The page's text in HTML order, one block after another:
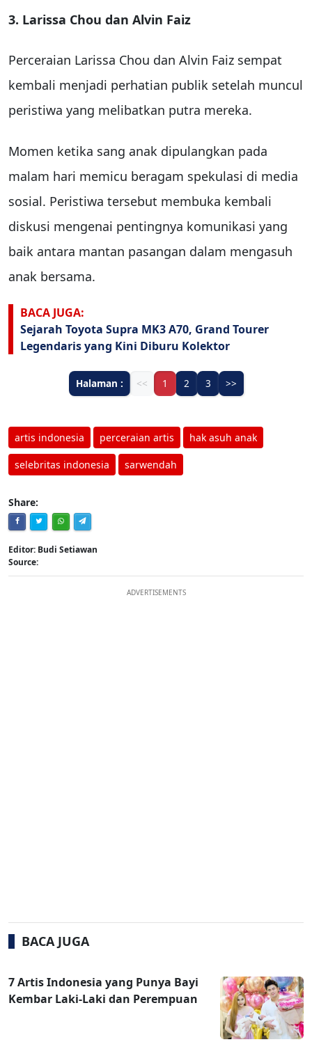
3. Larissa Chou dan Alvin Faiz
Perceraian Larissa Chou dan Alvin Faiz sempat
kembali menjadi perhatian publik setelah muncul
peristiwa yang melibatkan putra mereka.
Momen ketika sang anak dipulangkan pada
malam hari memicu beragam spekulasi di media
sosial. Peristiwa tersebut membuka kembali
diskusi mengenai pentingnya komunikasi yang
baik antara mantan pasangan dalam mengasuh
anak bersama.
BACA JUGA:
Sejarah Toyota Supra MK3 A70, Grand Tourer
Legendaris yang Kini Diburu Kolektor
Halaman : << 1 2 3 >>
artis indonesia perceraian artis hak asuh anak
selebritas indonesia sarwendah
Share:
Editor: Budi Setiawan
Source:
ADVERTISEMENTS
BACA JUGA
7 Artis Indonesia yang Punya Bayi
Kembar Laki-Laki dan Perempuan